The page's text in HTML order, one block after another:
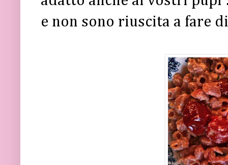
e non sono riuscita a fare